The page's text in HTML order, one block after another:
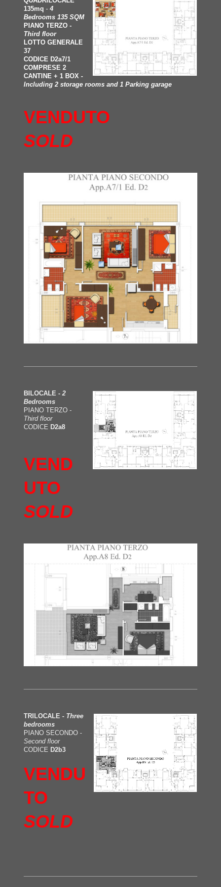
135mq - 4
Bedrooms 135 SQM
PIANO TERZO -
Third floor
LOTTO GENERALE
37
CODICE D2a7/1
COMPRESE 2
CANTINE + 1 BOX -
Including 2 storage rooms and 1 Parking garage
VENDUTO
SOLD
BILOCALE - 2
Bedrooms
PIANO TERZO -
Third floor
CODICE D2a8
VEND
UTO
SOLD
TRILOCALE - Three
bedrooms
PIANO SECONDO -
Second floor
CODICE D2b3
VENDU
TO
SOLD